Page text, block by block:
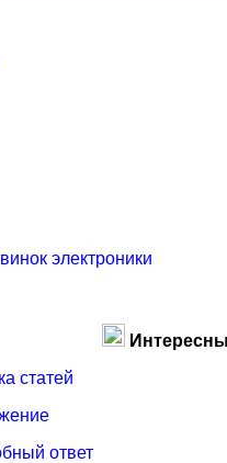
электроники
статей
ответ